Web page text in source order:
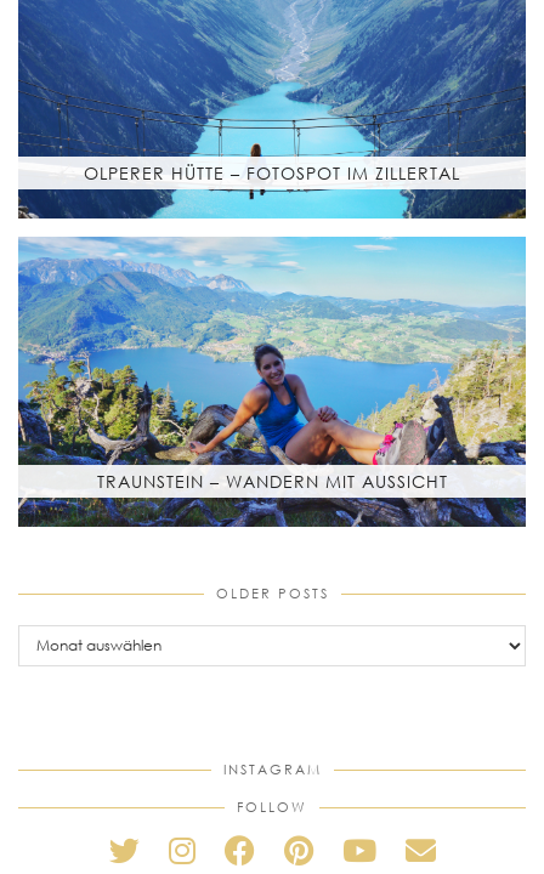
OLPERER HÜTTE – FOTOSPOT IM ZILLERTAL
TRAUNSTEIN – WANDERN MIT AUSSICHT
OLDER POSTS
older
posts
INSTAGRAM
FOLLOW